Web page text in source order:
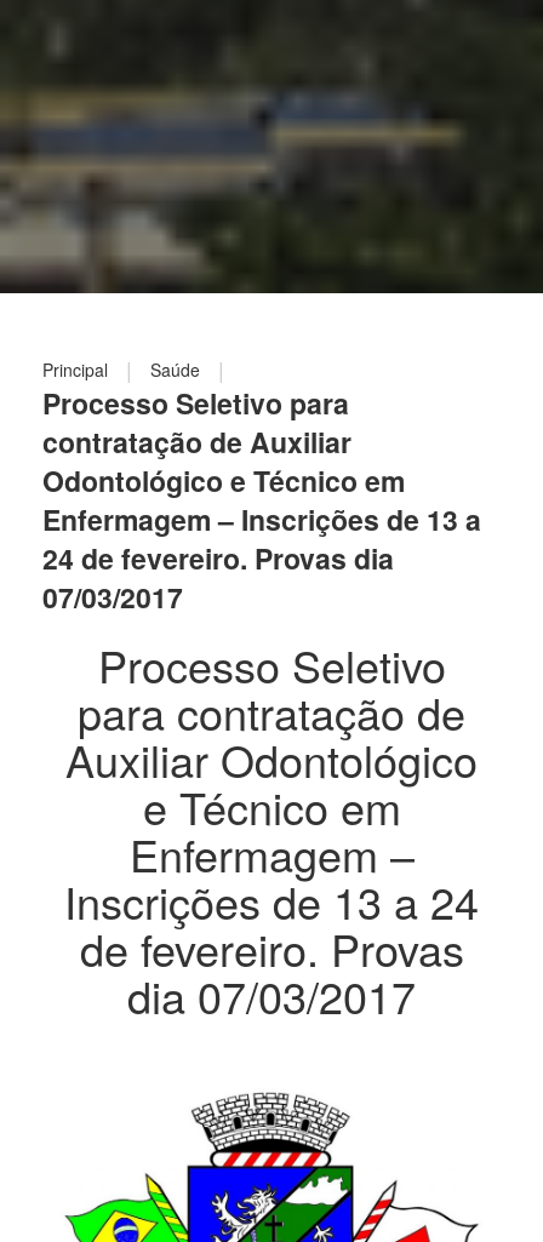
Principal | Saúde |
Processo Seletivo para
contratação de Auxiliar
Odontológico e Técnico em
Enfermagem – Inscrições de 13 a
24 de fevereiro. Provas dia
07/03/2017
Processo Seletivo
para contratação de
Auxiliar Odontológico
e Técnico em
Enfermagem –
Inscrições de 13 a 24
de fevereiro. Provas
dia 07/03/2017